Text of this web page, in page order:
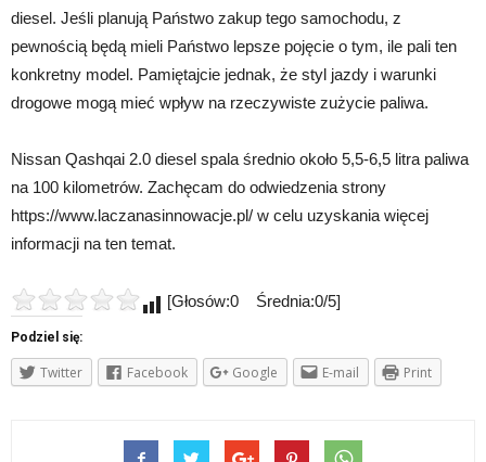
diesel. Jeśli planują Państwo zakup tego samochodu, z
pewnością będą mieli Państwo lepsze pojęcie o tym, ile pali ten
konkretny model. Pamiętajcie jednak, że styl jazdy i warunki
drogowe mogą mieć wpływ na rzeczywiste zużycie paliwa.
Nissan Qashqai 2.0 diesel spala średnio około 5,5-6,5 litra paliwa
na 100 kilometrów. Zachęcam do odwiedzenia strony
https://www.laczanasinnowacje.pl/ w celu uzyskania więcej
informacji na ten temat.
[Głosów:0 Średnia:0/5]
Podziel się:
Twitter Facebook Google E-mail Print